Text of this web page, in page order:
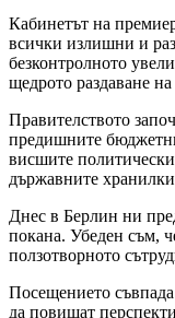
Кабинетът на
всички излишни и
безконтролното
щедрото раздаване
Правителството
предишните
висшите
държавните
Днес в Берлин ни
покана. Убеден съм,
ползотворното
Посещението
да повишат